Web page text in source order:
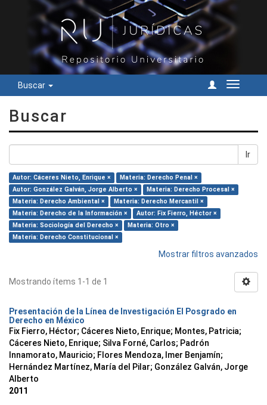
Buscar
Cambiar
Buscar
Ir
Autor: Cáceres Nieto, Enrique ×
Materia: Derecho Penal ×
Autor: González Galván, Jorge Alberto ×
Materia: Derecho Procesal ×
Materia: Derecho Ambiental ×
Materia: Derecho Mercantil ×
Materia: Derecho de la Información ×
Autor: Fix Fierro, Héctor ×
Materia: Sociología del Derecho ×
Materia: Otro ×
Materia: Derecho Constitucional ×
Mostrar filtros avanzados
Mostrando ítems 1-1 de 1
Presentación de la Línea de Investigación El Posgrado en
Derecho en México
Fix Fierro, Héctor; Cáceres Nieto, Enrique; Montes, Patricia;
Cáceres Nieto, Enrique; Silva Forné, Carlos; Padrón
Innamorato, Mauricio; Flores Mendoza, Imer Benjamín;
Hernández Martínez, María del Pilar; González Galván, Jorge
Alberto
2011